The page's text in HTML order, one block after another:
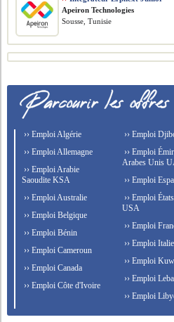
Apeiron Technologies
Sousse, Tunisie
›› Emploi Algérie
›› Emploi Allemagne
›› Emploi Arabie
Saoudite KSA
›› Emploi Australie
›› Emploi Belgique
›› Emploi Bénin
›› Emploi Cameroun
›› Emploi Canada
›› Emploi Côte d'Ivoire
›› Emploi
›› Emploi
Arabes Unis
›› Emploi
›› Emploi
USA
›› Emploi
›› Emploi Italie
›› Emploi
›› Emploi
›› Emploi